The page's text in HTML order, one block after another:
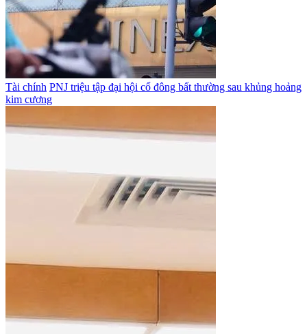
Tài chính PNJ triệu tập đại hội cổ đông bất thường sau khủng hoảng
kim cương